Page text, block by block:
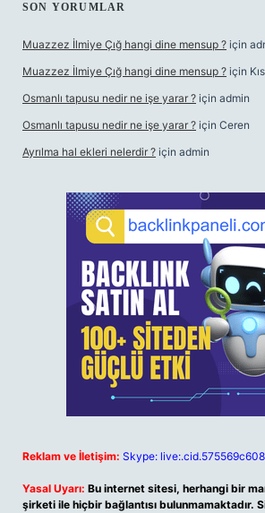
SON YORUMLAR
Muazzez İlmiye Çığ hangi dine mensup ? için
Muazzez İlmiye Çığ hangi dine mensup ? için
Osmanlı tapusu nedir ne işe yarar ? için admin
Osmanlı tapusu nedir ne işe yarar ? için Ceren
Ayrılma hal ekleri nelerdir ? için admin
Reklam ve İletişim: Skype:
Yasal Uyarı: Bu internet sitesi, herhangi bir
şirketi ile hiçbir bağlantısı bulunmamaktadır.